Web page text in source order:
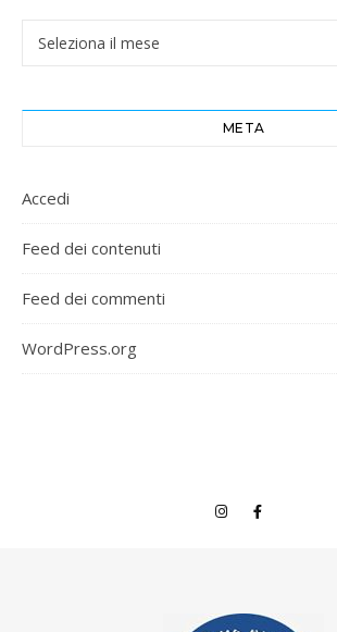
Archivi
META
Accedi
Feed dei contenuti
Feed dei commenti
WordPress.org